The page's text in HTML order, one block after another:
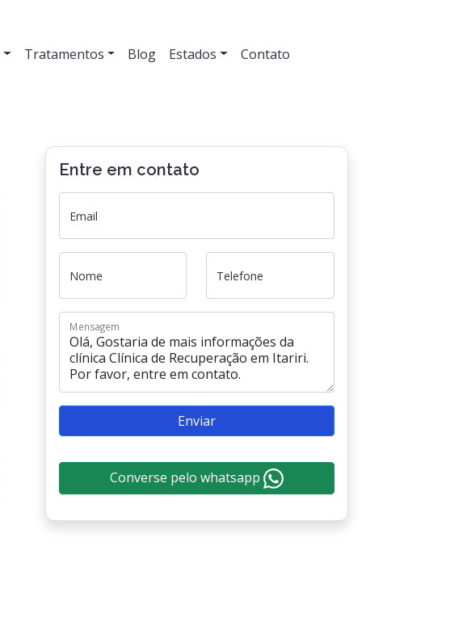
Tratamentos Blog Estados Contato
Entre em contato
Email
Nome Telefone
Mensagem
Enviar
Converse pelo whatsapp